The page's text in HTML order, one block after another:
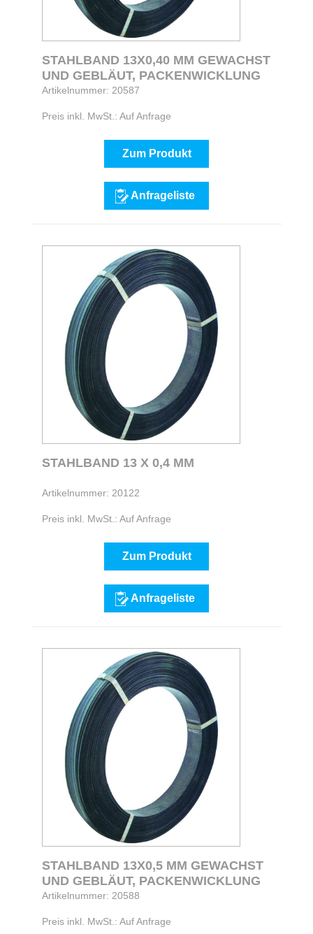
STAHLBAND 13X0,40 MM GEWACHST
UND GEBLÄUT, PACKENWICKLUNG
Artikelnummer: 20587
Preis inkl. MwSt.: Auf Anfrage
Zum Produkt
Anfrageliste
STAHLBAND 13 X 0,4 MM
Artikelnummer: 20122
Preis inkl. MwSt.: Auf Anfrage
Zum Produkt
Anfrageliste
STAHLBAND 13X0,5 MM GEWACHST
UND GEBLÄUT, PACKENWICKLUNG
Artikelnummer: 20588
Preis inkl. MwSt.: Auf Anfrage